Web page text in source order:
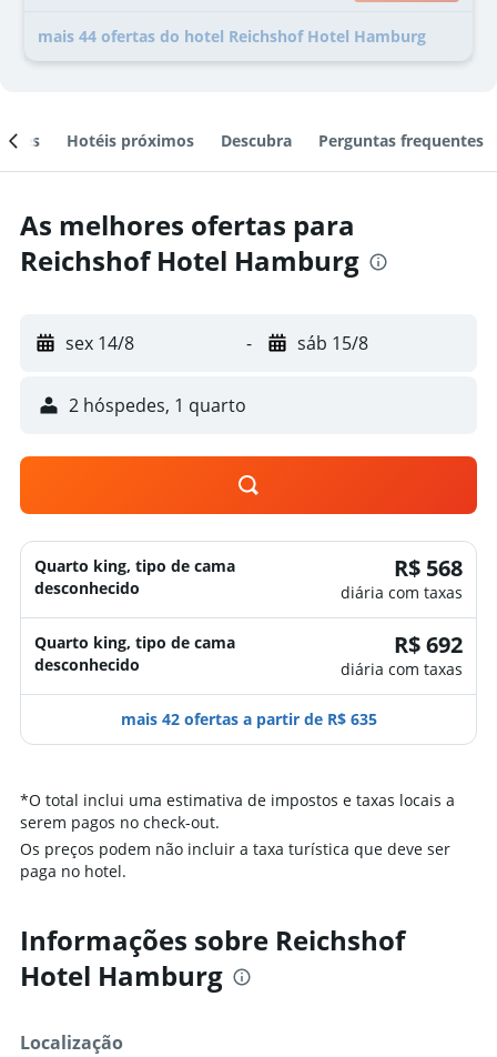
mais 44 ofertas do hotel Reichshof Hotel Hamburg
Hotéis próximos Descubra Perguntas frequentes
As melhores ofertas para
Reichshof Hotel Hamburg
sex 14/8 - sáb 15/8
2 hóspedes, 1 quarto
Quarto king, tipo de cama
desconhecido
R$ 568
diária com taxas
Quarto king, tipo de cama
desconhecido
R$ 692
diária com taxas
mais 42 ofertas a partir de R$ 635
*O total inclui uma estimativa de impostos e taxas locais a
serem pagos no check-out.
Os preços podem não incluir a taxa turística que deve ser
paga no hotel.
Informações sobre Reichshof
Hotel Hamburg
Localização